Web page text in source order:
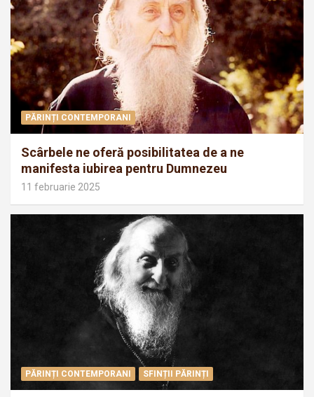
PĂRINȚI CONTEMPORANI
Scârbele ne oferă posibilitatea de a ne
manifesta iubirea pentru Dumnezeu
11 februarie 2025
PĂRINȚI CONTEMPORANI SFINȚII PĂRINȚI